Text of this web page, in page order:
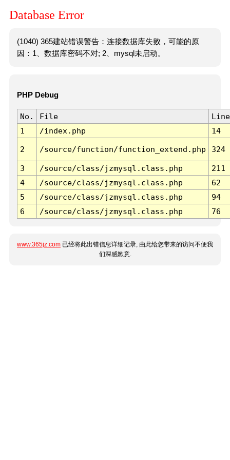
Database Error
(1040) 365建站错误警告：连接数据库失败，可能的原
因：1、数据库密码不对; 2、mysql未启动。
PHP Debug
No. File
Line
1
/index.php 14
2 /source/function/function_extend.php 324
3 /source/class/jzmysql.class.php
211
4
/source/class/jzmysql.class.php
62
5
/source/class/jzmysql.class.php
94
6
/source/class/jzmysql.class.php 76
www.365jz.com 已经将此出错信息详细记录, 由此给您带来的访问不便我
们深感歉意.